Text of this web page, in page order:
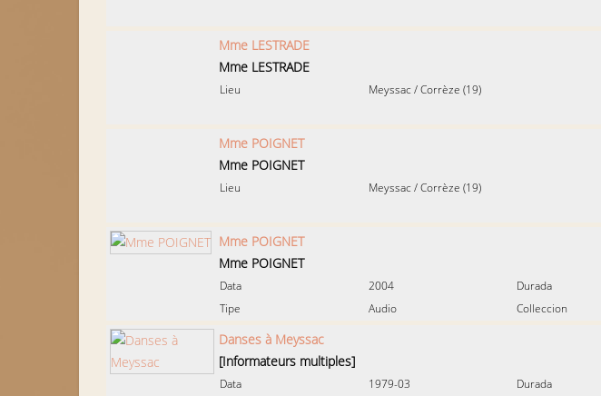
Mme LESTRADE
Mme LESTRADE
Lieu Meyssac/Corrèze (19)
Mme POIGNET
Mme POIGNET
Lieu Meyssac/Corrèze (19)
Mme POIGNET
Mme POIGNET
Data
2004
Tipe
Audio
Durada
Colleccion
Danses à Meyssac
[Informateurs multiples]
Data
1979-03
Durada